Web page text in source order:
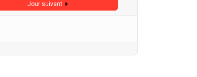
Jour suivant